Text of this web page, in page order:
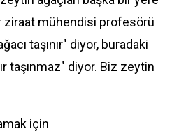
ziraat mühendisi profesörü
taşınır" diyor, buradaki
taşınmaz" diyor. Biz zeytin
için